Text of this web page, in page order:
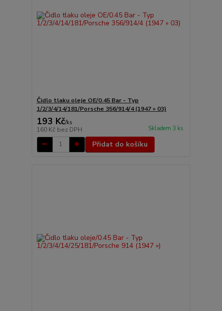
Čidlo tlaku oleje OE/0.45 Bar - Typ
1/2/3/4/14/181/Porsche 356/914/4 (1947 » 03)
193 Kč/ks
160 Kč bez DPH Skladem 3 ks
Přidat do košíku